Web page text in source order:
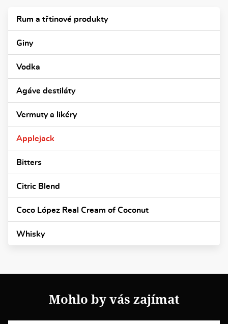
Rum a třtinové produkty
Giny
Vodka
Agáve destiláty
Vermuty a likéry
Applejack
Bitters
Citric Blend
Coco López Real Cream of Coconut
Whisky
Mohlo by vás zajímat